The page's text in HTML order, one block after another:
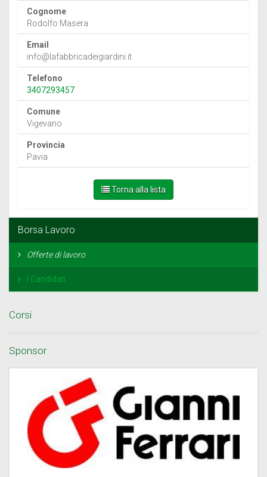
Cognome
Rodolfo Masera
Email
info@lafabbricadeigiardini.it
Telefono
3407293457
Comune
Vigevano
Provincia
Pavia
Torna alla lista
Borsa Lavoro
Offerte di lavoro
I Candidati
Corsi
Sponsor